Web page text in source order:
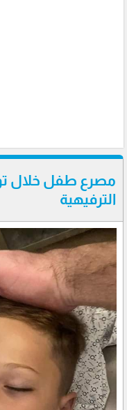
مصرع طفل خلال
الترفيهية